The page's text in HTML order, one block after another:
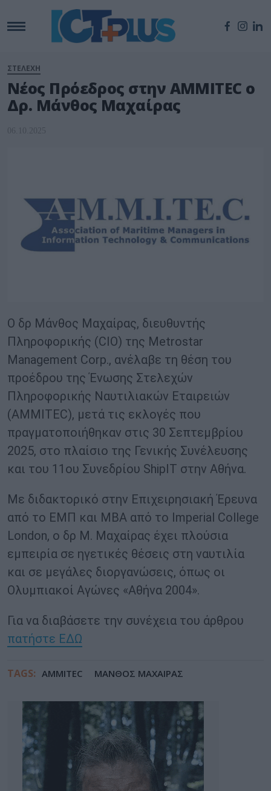
ΣΤΕΛΕΧΗ
Νέος Πρόεδρος στην AMMITEC ο
Δρ. Μάνθος Μαχαίρας
06.10.2025
Ο δρ Μάνθος Μαχαίρας, διευθυντής
Πληροφορικής (CIO) της Metrostar
Management Corp., ανέλαβε τη θέση του
προέδρου της Ένωσης Στελεχών
Πληροφορικής Ναυτιλιακών Εταιρειών
(AMMITEC), μετά τις εκλογές που
πραγματοποιήθηκαν στις 30 Σεπτεμβρίου
2025, στο πλαίσιο της Γενικής Συνέλευσης
και του 11ου Συνεδρίου ShipIT στην Αθήνα.
Με διδακτορικό στην Επιχειρησιακή Έρευνα
από το ΕΜΠ και MBA από το Imperial College
London, ο δρ Μ. Μαχαίρας έχει πλούσια
εμπειρία σε ηγετικές θέσεις στη ναυτιλία
και σε μεγάλες διοργανώσεις, όπως οι
Ολυμπιακοί Αγώνες «Αθήνα 2004».
Για να διαβάσετε την συνέχεια του άρθρου
πατήστε ΕΔΩ
TAGS: AMMITEC ΜΑΝΘΟΣ ΜΑΧΑΙΡΑΣ